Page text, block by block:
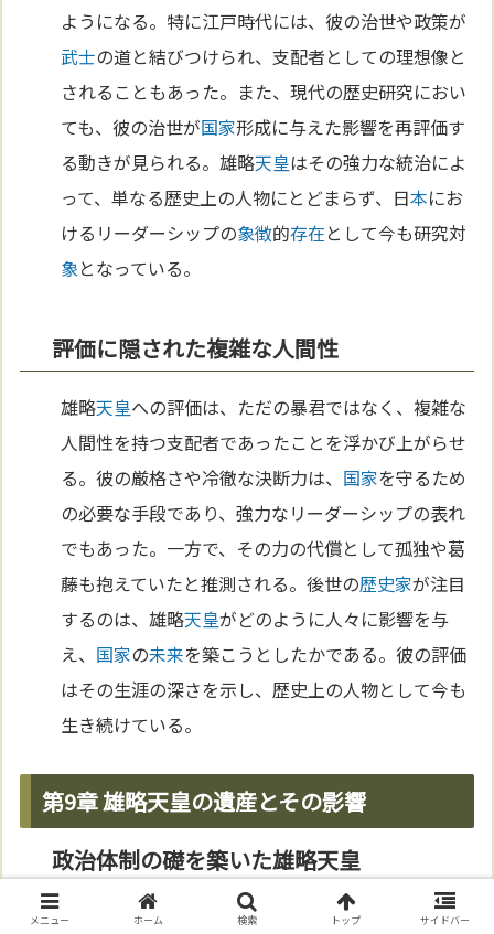
ようになる。特に江戸時代には、彼の治世や政策が
武士の道と結びつけられ、支配者としての理想像と
されることもあった。また、現代の歴史研究におい
ても、彼の治世が国家形成に与えた影響を再評価す
る動きが見られる。雄略天皇はその強力な統治によ
って、単なる歴史上の人物にとどまらず、日本にお
けるリーダーシップの象徴的存在として今も研究対
象となっている。
評価に隠された複雑な人間性
雄略天皇への評価は、ただの暴君ではなく、複雑な
人間性を持つ支配者であったことを浮かび上がらせ
る。彼の厳格さや冷徹な決断力は、 国家を守るため
の必要な手段であり、強力なリーダーシップの表れ
でもあった。一方で、その力の代償として孤独や葛
藤も抱えていたと推測される。後世の歴史家が注目
するのは、雄略天皇がどのように人々に影響を与
え、 国家の未来を築こうとしたかである。彼の評価
はその生涯の深さを示し、歴史上の人物として今も
生き続けている。
第9章 雄略天皇の遺産とその影響
政治体制の礎を築いた雄略天皇
雄略 は、日 政治体制の礎を築いた人物であ
メニュー ホーム 検索 トップ サイドバー